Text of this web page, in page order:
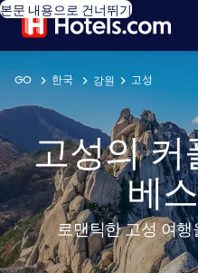
본문 내용으로 건너뛰기
GO 한국 강원 고성
고성의 커
베
로맨틱한 고성 여